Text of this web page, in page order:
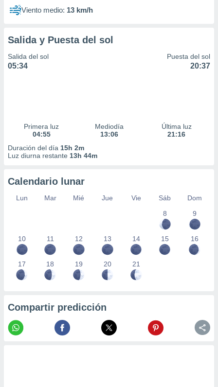
Viento medio: 13 km/h
Salida y Puesta del sol
Salida del sol
05:34
Puesta del sol
20:37
Primera luz
04:55
Mediodía
13:06
Última luz
21:16
Duración del día 15h 2m
Luz diurna restante 13h 44m
Calendario lunar
Lun Mar Mié Jue Vie Sáb
Dom
8
9
10 11 12 13 14 15 16
17 18 19 20 21
Compartir predicción